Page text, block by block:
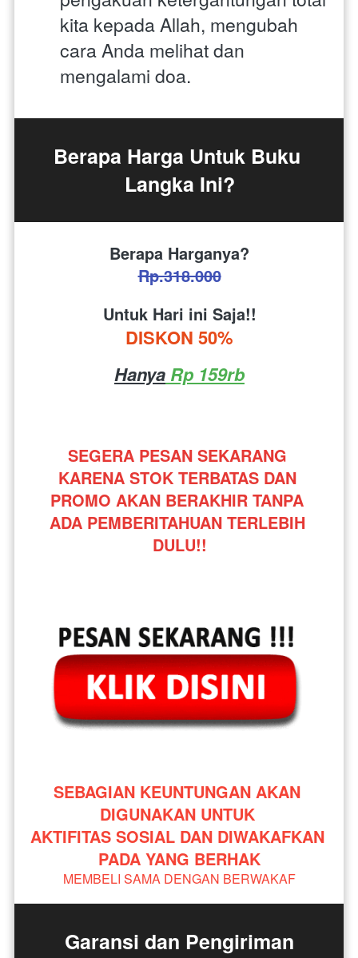
kita kepada Allah, mengubah
cara Anda melihat dan
mengalami doa.
Berapa Harga Untuk Buku
Langka Ini?
Berapa Harganya?
Rp.318.000
Untuk Hari ini Saja!!
DISKON 50%
Hanya Rp 159rb
SEGERA PESAN SEKARANG
KARENA STOK TERBATAS DAN
PROMO AKAN BERAKHIR TANPA
ADA PEMBERITAHUAN TERLEBIH
DULU!!
SEBAGIAN KEUNTUNGAN AKAN
DIGUNAKAN UNTUK
AKTIFITAS SOSIAL DAN DIWAKAFKAN
PADA YANG BERHAK
MEMBELI SAMA DENGAN BERWAKAF
Garansi dan Pengiriman